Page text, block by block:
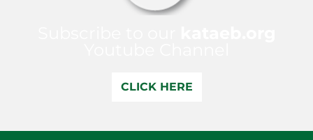
CLICK HERE